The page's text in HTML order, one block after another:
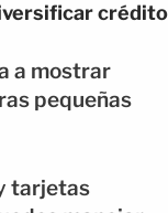
crédito
a mostrar
pequeñas
tarjetas